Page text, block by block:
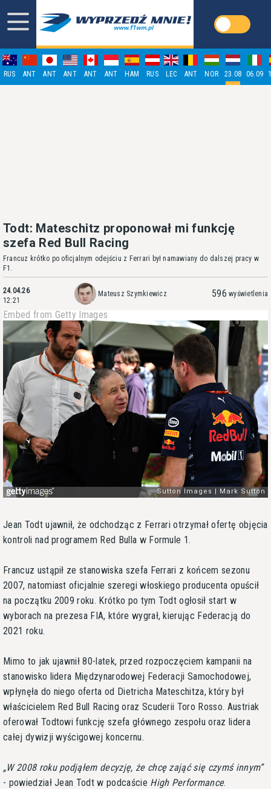
RUS ANT ANT ANT ANT ANT HAM RUS LEC ANT NOR 23.08 06.09
Todt: Mateschitz proponował mi funkcję
szefa Red Bull Racing
Francuz krótko po oficjalnym odejściu z Ferrari był namawiany do dalszej pracy w
F1.
24.04.26
12:21
Mateusz Szymkiewicz 596 wyświetlenia
Embed from Getty Images
Jean Todt ujawnił, że odchodząc z Ferrari otrzymał ofertę objęcia
kontroli nad programem Red Bulla w Formule 1.
Francuz ustąpił ze stanowiska szefa Ferrari z końcem sezonu
2007, natomiast oficjalnie szeregi włoskiego producenta opuścił
na początku 2009 roku. Krótko po tym Todt ogłosił start w
wyborach na prezesa FIA, które wygrał, kierując Federacją do
2021 roku.
Mimo to jak ujawnił 80-latek, przed rozpoczęciem kampanii na
stanowisko lidera Międzynarodowej Federacji Samochodowej,
wpłynęła do niego oferta od Dietricha Mateschitza, który był
właścicielem Red Bull Racing oraz Scuderii Toro Rosso. Austriak
oferował Todtowi funkcję szefa głównego zespołu oraz lidera
całej dywizji wyścigowej koncernu.
W 2008 roku podjąłem decyzję, że chcę zająć się czymś innym
- powiedział Jean Todt w podcaście High Performance.